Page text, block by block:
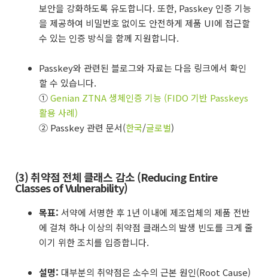
보안을 강화하도록 유도합니다. 또한, Passkey 인증 기능
을 제공하여 비밀번호 없이도 안전하게 제품 UI에 접근할
수 있는 인증 방식을 함께 지원합니다.
Passkey와 관련된 블로그와 자료는 다음 링크에서 확인
할 수 있습니다.
①Genian ZTNA 생체인증 기능 (FIDO 기반 Passkeys
활용 사례)
② Passkey 관련 문서(한국/글로벌)
(3) 취약점 전체 클래스 감소 (Reducing Entire
Classes of Vulnerability)
목표: 서약에 서명한 후 1년 이내에 제조업체의 제품 전반
에 걸쳐 하나 이상의 취약점 클래스의 발생 빈도를 크게 줄
이기 위한 조치를 입증합니다.
설명: 대부분의 취약점은 소수의 근본 원인(Root Cause)